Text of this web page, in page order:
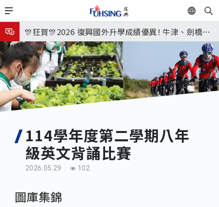
移
至
主
內
容
EN
🎉🎉🎉狂賀! 12望蘇同學榮錄MIT麻省理工學院，本校
連續兩年錄取世界第一學府！
🎊狂賀🎊2026 復興國外升學成績優異! 牛津、劍橋首
次雙星閃耀✨
115年校本部大學榜單再創佳績🎉，32％達醫學系錄
取標準、62%達台大錄取標準。各組合4科60級分9人
🎊
8月3日 分科成績公布
臺北市2026城鎮韌性(防空)演習訂於8月13日(四) 14
時30分至15時實施，全市人、車及各場所均須配合管
制與避難演練，以免受罰。
8月31日 開學日
🎉🎉🎉狂賀! 12望蘇同學榮錄MIT麻省理工學院，本校
連續兩年錄取世界第一學府！
114學年度第二學期八年
級英文背誦比賽
2026.05.29 102
圖庫集錦